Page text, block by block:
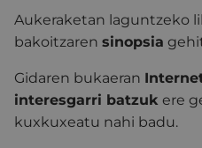
Aukeraketan laguntzeko
bakoitzaren sinopsia
Gidaren bukaeran
interesgarri batzuk ere
kuxkuxeatu nahi badu.